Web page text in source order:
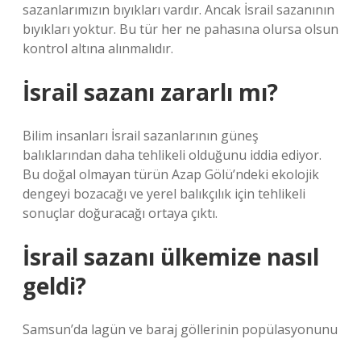
sazanlarımızın bıyıkları vardır. Ancak İsrail sazanının
bıyıkları yoktur. Bu tür her ne pahasına olursa olsun
kontrol altına alınmalıdır.
İsrail sazanı zararlı mı?
Bilim insanları İsrail sazanlarının güneş
balıklarından daha tehlikeli olduğunu iddia ediyor.
Bu doğal olmayan türün Azap Gölü’ndeki ekolojik
dengeyi bozacağı ve yerel balıkçılık için tehlikeli
sonuçlar doğuracağı ortaya çıktı.
İsrail sazanı ülkemize nasıl
geldi?
Samsun’da lagün ve baraj göllerinin popülasyonunu